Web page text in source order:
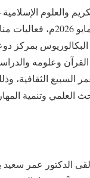
والعلوم الإسلامية
صباح اليوم الأربعاء 20 مايو
بمركز
لقسمي القرآن وعلومه
السبيع الثقافية،
العلمي وتنمية
الدكتور عمر سعيد